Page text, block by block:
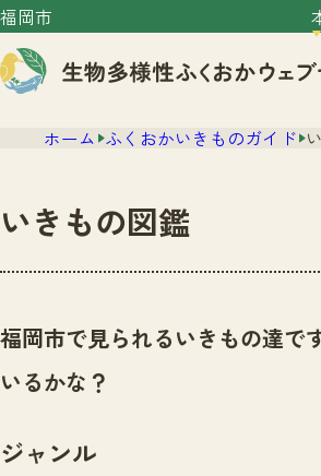
福岡市
センター紹介
センター紹介TOP
サイトポリシー
ニュース
いきものガイド
イベント
ホーム ふくおかいきものガイド
いきもの図鑑
福岡市で見られるいきもの達で
いるかな？
ジャンル